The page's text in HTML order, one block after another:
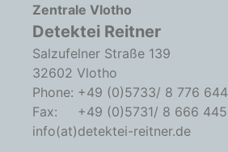
Zentrale Vlotho
Detektei Reitner
Salzufelner Straße 139
32602 Vlotho
Phone: +49 (0)5733/ 8 776 644
Fax: +49 (0)5731/ 8 666 445
info(at)detektei-reitner.de